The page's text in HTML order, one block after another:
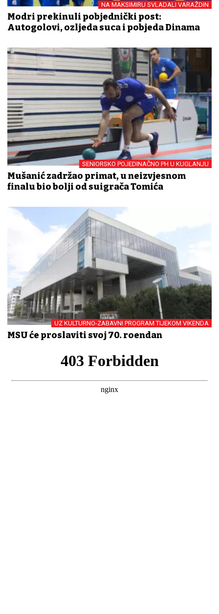
NA MAKSIMIRU SVLADALI VARAŽDIN
Modri prekinuli pobjednički post:
Autogolovi, ozljeda suca i pobjeda Dinama
SENIORSKO POJEDINAČNO PH U KUGLANJU
Mušanić zadržao primat, u neizvjesnom
finalu bio bolji od suigrača Tomića
UZ KULTURNO-ZABAVNI PROGRAM TIJEKOM VIKENDA
MSU će proslaviti svoj 70. rođendan